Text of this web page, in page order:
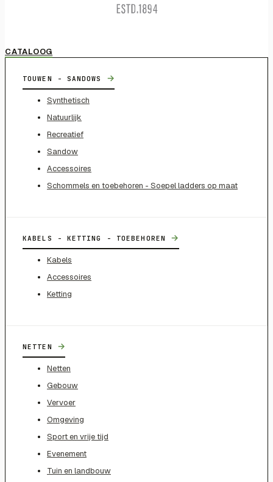
CATALOOG
TOUWEN - SANDOWS →
Synthetisch
Natuurlijk
Recreatief
Sandow
Accessoires
Schommels en toebehoren - Soepel ladders op maat
KABELS - KETTING - TOEBEHOREN →
Kabels
Accessoires
Ketting
NETTEN →
Netten
Gebouw
Vervoer
Omgeving
Sport en vrije tijd
Evenement
Tuin en landbouw